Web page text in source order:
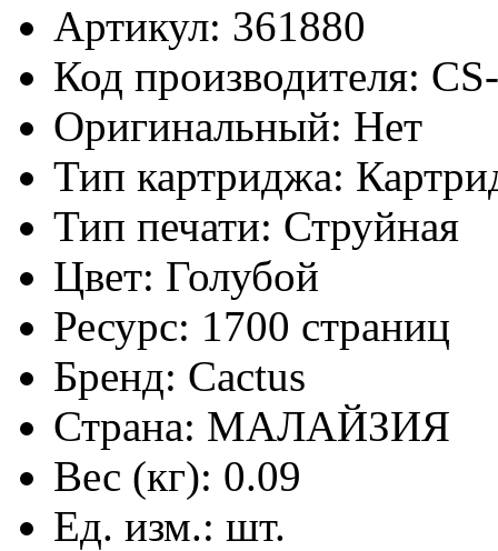
Артикул: 361880
Код производителя:
Оригинальный: Нет
Тип картриджа:
Тип печати: Струйная
Цвет: Голубой
Ресурс: 1700 страниц
Бренд: Cactus
Страна: МАЛАЙЗИЯ
Вес (кг): 0.09
Ед. изм.: шт.